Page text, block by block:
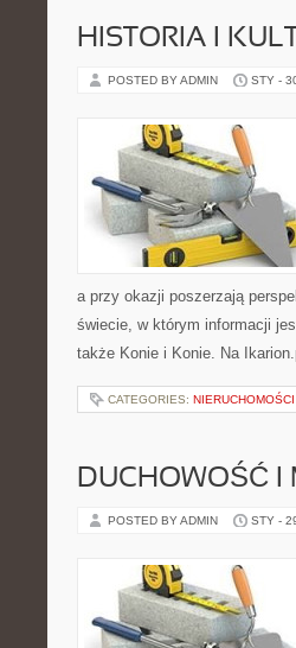
HISTORIA I
POSTED BY ADMIN STY -
a przy okazji poszerzają
świecie, w którym informacji
także Konie i Konie. Na
CATEGORIES: NIERUCHOMOŚCI
DUCHOWOŚĆ I
POSTED BY ADMIN STY -